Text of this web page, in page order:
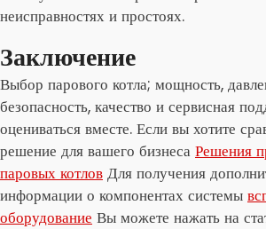
неисправностях и простоях.
Заключение
Выбор парового котла; мощность,
безопасность, качество и сервисная
оцениваться вместе. Если вы хотите
решение для вашего бизнеса Решения
паровых котлов Для получения
информации о компонентах системы
оборудование Вы можете нажать на